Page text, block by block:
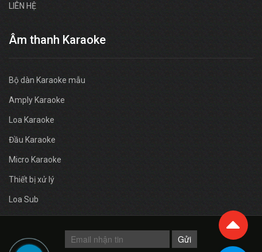
LIÊN HỆ
Âm thanh Karaoke
Bộ dàn Karaoke mẫu
Amply Karaoke
Loa Karaoke
Đầu Karaoke
Micro Karaoke
Thiết bị xử lý
Loa Sub
Gửi